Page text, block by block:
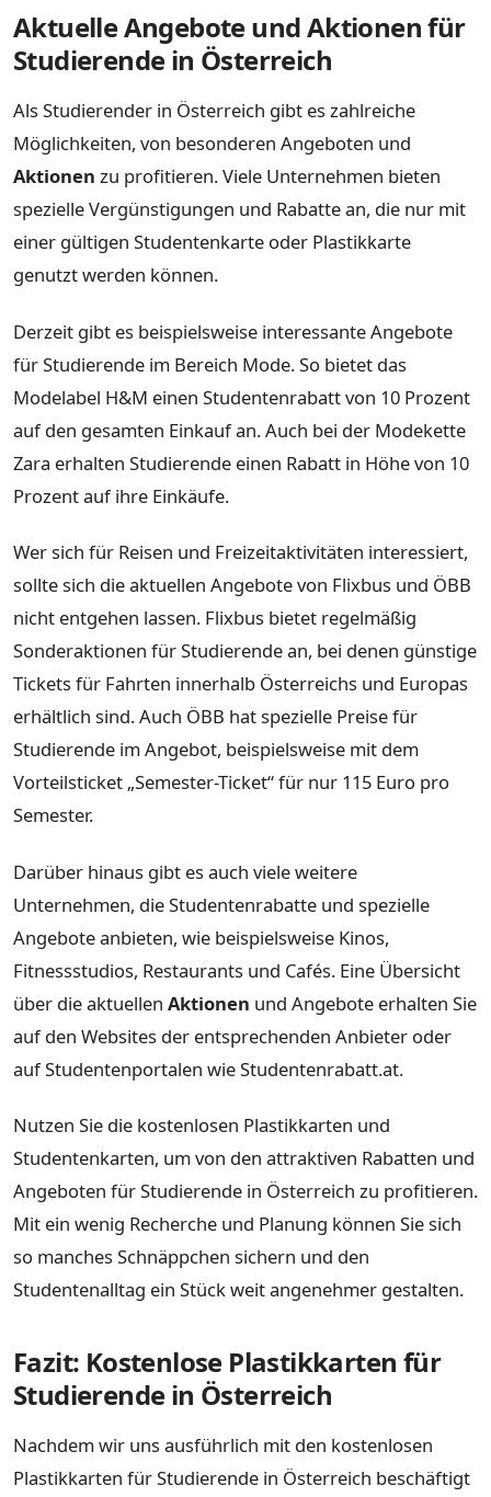
Aktuelle Angebote und Aktionen für
Studierende in Österreich
Als Studierender in Österreich gibt es zahlreiche
Möglichkeiten, von besonderen Angeboten und
Aktionen zu profitieren. Viele Unternehmen bieten
spezielle Vergünstigungen und Rabatte an, die nur mit
einer gültigen Studentenkarte oder Plastikkarte
genutzt werden können.
Derzeit gibt es beispielsweise interessante Angebote
für Studierende im Bereich Mode. So bietet das
Modelabel H&M einen Studentenrabatt von 10 Prozent
auf den gesamten Einkauf an. Auch bei der Modekette
Zara erhalten Studierende einen Rabatt in Höhe von 10
Prozent auf ihre Einkäufe.
Wer sich für Reisen und Freizeitaktivitäten interessiert,
sollte sich die aktuellen Angebote von Flixbus und ÖBB
nicht entgehen lassen. Flixbus bietet regelmäßig
Sonderaktionen für Studierende an, bei denen günstige
Tickets für Fahrten innerhalb Österreichs und Europas
erhältlich sind. Auch ÖBB hat spezielle Preise für
Studierende im Angebot, beispielsweise mit dem
Vorteilsticket „Semester-Ticket“ für nur 115 Euro pro
Semester.
Darüber hinaus gibt es auch viele weitere
Unternehmen, die Studentenrabatte und spezielle
Angebote anbieten, wie beispielsweise Kinos,
Fitnessstudios, Restaurants und Cafés. Eine Übersicht
über die aktuellen Aktionen und Angebote erhalten Sie
auf den Websites der entsprechenden Anbieter oder
auf Studentenportalen wie Studentenrabatt.at.
Nutzen Sie die kostenlosen Plastikkarten und
Studentenkarten, um von den attraktiven Rabatten und
Angeboten für Studierende in Österreich zu profitieren.
Mit ein wenig Recherche und Planung können Sie sich
so manches Schnäppchen sichern und den
Studentenalltag ein Stück weit angenehmer gestalten.
Fazit: Kostenlose Plastikkarten für
Studierende in Österreich
Nachdem wir uns ausführlich mit den kostenlosen
Plastikkarten für Studierende in Österreich beschäftigt